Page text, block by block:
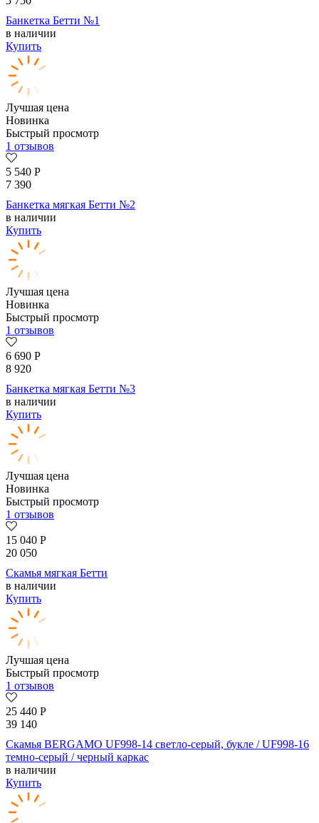
Банкетка Бетти №1
в наличии
Купить
Лучшая цена
Новинка
Быстрый просмотр
1 отзывов
5 540 Р
7 390
Банкетка мягкая Бетти №2
в наличии
Купить
Лучшая цена
Новинка
Быстрый просмотр
1 отзывов
6 690 Р
8 920
Банкетка мягкая Бетти №3
в наличии
Купить
Лучшая цена
Новинка
Быстрый просмотр
1 отзывов
15 040 Р
20 050
Скамья мягкая Бетти
в наличии
Купить
Лучшая цена
Быстрый просмотр
1 отзывов
25 440 Р
39 140
Скамья BERGAMO UF998-14 светло-серый, букле / UF998-16
темно-серый / черный каркас
в наличии
Купить